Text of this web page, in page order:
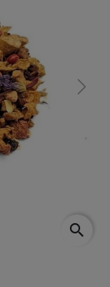
Next
search